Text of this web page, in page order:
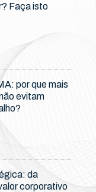
Faça isto
por que mais
evitam
da
corporativo